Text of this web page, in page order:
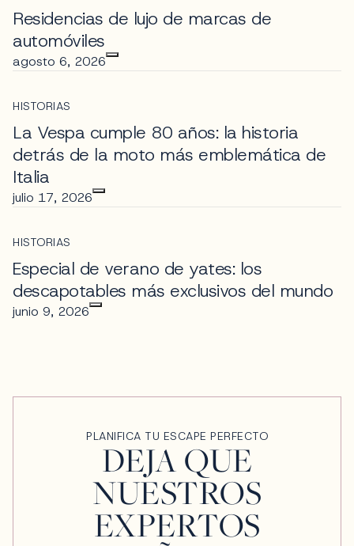
Residencias de lujo de marcas de
automóviles
agosto 6, 2026
HISTORIAS
La Vespa cumple 80 años: la historia
detrás de la moto más emblemática de
Italia
julio 17, 2026
HISTORIAS
Especial de verano de yates: los
descapotables más exclusivos del mundo
junio 9, 2026
PLANIFICA TU ESCAPE PERFECTO
DEJA QUE
NUESTROS
EXPERTOS